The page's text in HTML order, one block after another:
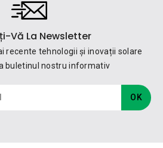
Vă La Newsletter
recente tehnologii și inovații solare
buletinul nostru informativ